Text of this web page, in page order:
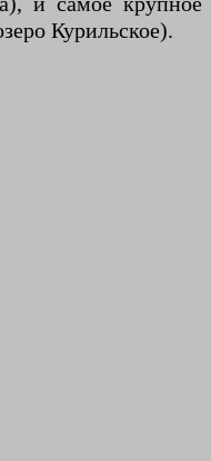
Курильское).